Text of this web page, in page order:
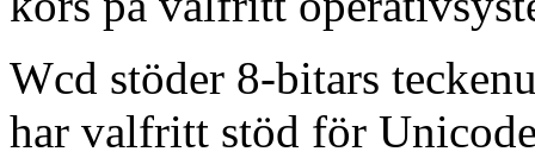
Wcd stöder 8-bitars
har valfritt stöd för